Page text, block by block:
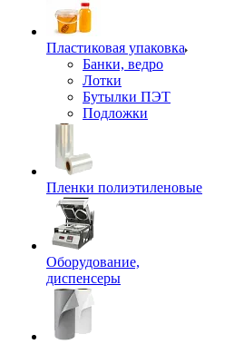
Пластиковая упаковка
Банки, ведро
Лотки
Бутылки ПЭТ
Подложки
Пленки полиэтиленовые
Оборудование,
диспенсеры